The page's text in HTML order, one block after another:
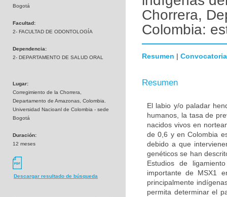
Bogotá
Facultad:
2- FACULTAD DE ODONTOLOGÍA
Dependencia:
2- DEPARTAMENTO DE SALUD ORAL
Lugar:
Corregimiento de la Chorrera,
Departamento de Amazonas, Colombia.
Universidad Nacioanl de Colombia - sede
Bogotá
Duración:
12 meses
Descargar resultado de búsqueda
Chorrera,
Colombia:
Resumen | Convocatoria
Resumen
El labio y/o paladar
humanos, la tasa de
nacidos vivos en
de 0,6 y en Colombia
debido a que
genéticos se han
Estudios de
importante de MSX1
principalmente
permita determinar el